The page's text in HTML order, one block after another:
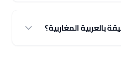
بالعربية المغاربية؟